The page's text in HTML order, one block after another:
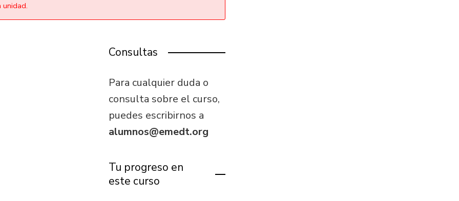
unidad.
Consultas
Para cualquier duda o
consulta sobre el curso,
puedes escribirnos a
alumnos@emedt.org
Tu progreso en
este curso